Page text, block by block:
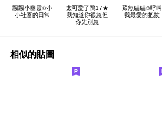
飄飄小幽靈✩小
小社畜的日常
太可愛了鴨17★
我知道你很急但
你先別急
鯊魚貓貓✩呼叫
我最愛的把拔
相似的貼圖